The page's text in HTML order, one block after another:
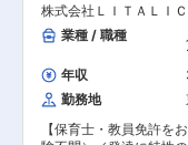
いて： ・武田塾は、フ
成長を遂げた事業です
舎、現在では400校舎
日本初、授業をしない
書を一冊完璧にするこ
と考え生徒さん一人ひ
書の提案や学習方法、
対応（年に3回） ◇イベ
集客活動 └1泊2日の野
季・冬季講習などを行
けた販促企画 └チラシ
やイベント企画など、
意分野を発揮して各活動
組織構成： 代表取締役
アルバイト(大学生)10
株式会社ＬＩＴＡＬＩ
業種 / 職種
年収
勤務地
【保育士・教員免許を